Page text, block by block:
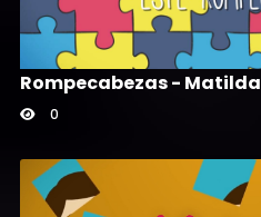
Rompecabezas - Matilda
0